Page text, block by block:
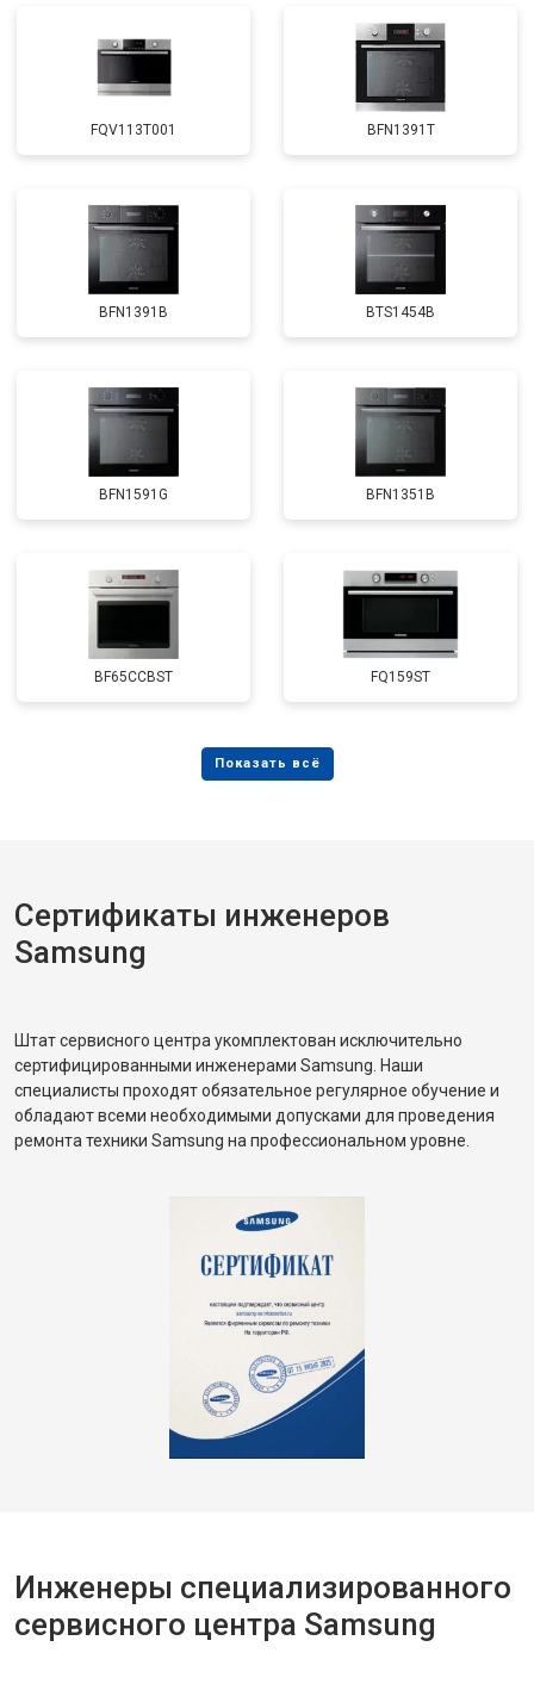
FQV113T001 BFN1391T
BFN1391B BTS1454B
BFN1591G BFN1351B
BF65CCBST FQ159ST
Сертификаты инженеров
Samsung
Штат сервисного центра укомплектован исключительно
сертифицированными инженерами Samsung. Наши
специалисты проходят обязательное регулярное обучение и
обладают всеми необходимыми допусками для проведения
ремонта техники Samsung на профессиональном уровне.
Инженеры специализированного
сервисного центра Samsung